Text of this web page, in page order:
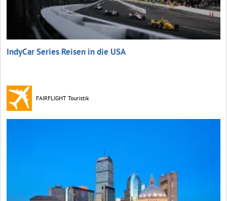
IndyCar Series Reisen in die USA
FAIRFLIGHT Touristik